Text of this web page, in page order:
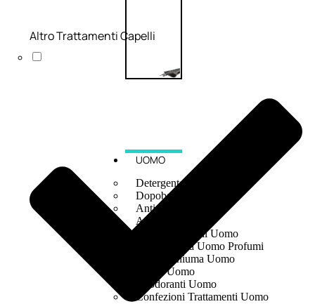
UOMO
Detergente Viso Uomo
Dopobarba Uomo
Antieta Uomo
Anticaduta Uomo
Contorno Occhi Uomo
Bagnodoccia Uomo Profumi
Docciaschiuma Uomo
Corpo Uomo
Deodoranti Uomo
Confezioni Trattamenti Uomo
Altro Trattamenti Capelli